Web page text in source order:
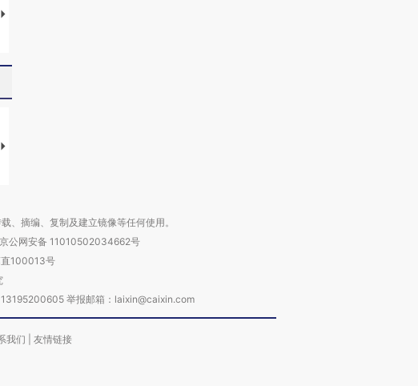
视线｜HYROX的吸金
【推广】走进第四届链博
、摘编、复制及建立镜像等任何使用。
京公网安备 11010502034662号
100013号
举报邮箱：laixin@caixin.com
我们 友情链接